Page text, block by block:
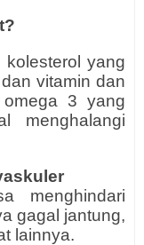
kolesterol yang
vitamin dan
3 yang
menghalangi
menghindari
gagal jantung,
lainnya.